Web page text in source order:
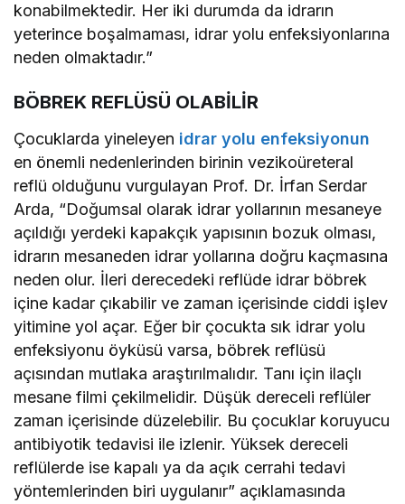
konabilmektedir. Her iki durumda da idrarın
yeterince boşalmaması, idrar yolu enfeksiyonlarına
neden olmaktadır.”
BÖBREK REFLÜSÜ OLABİLİR
Çocuklarda yineleyen idrar yolu enfeksiyonun
en önemli nedenlerinden birinin vezikoüreteral
reflü olduğunu vurgulayan Prof. Dr. İrfan Serdar
Arda, “Doğumsal olarak idrar yollarının mesaneye
açıldığı yerdeki kapakçık yapısının bozuk olması,
idrarın mesaneden idrar yollarına doğru kaçmasına
neden olur. İleri derecedeki reflüde idrar böbrek
içine kadar çıkabilir ve zaman içerisinde ciddi işlev
yitimine yol açar. Eğer bir çocukta sık idrar yolu
enfeksiyonu öyküsü varsa, böbrek reflüsü
açısından mutlaka araştırılmalıdır. Tanı için ilaçlı
mesane filmi çekilmelidir. Düşük dereceli reflüler
zaman içerisinde düzelebilir. Bu çocuklar koruyucu
antibiyotik tedavisi ile izlenir. Yüksek dereceli
reflülerde ise kapalı ya da açık cerrahi tedavi
yöntemlerinden biri uygulanır” açıklamasında